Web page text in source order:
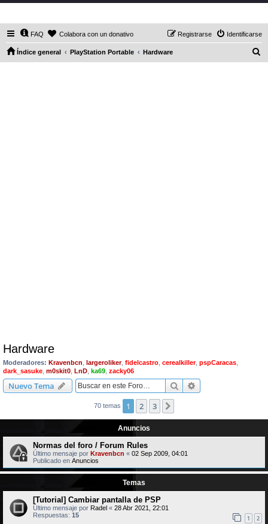
FAQ Colabora con un donativo Identificarse
Registrarse
Índice general PlayStation Portable Hardware
Hardware
Moderadores: Kravenbcn largeroliker, fidelcastro cerealkiller, pspCaracas
dark_sasuke m0skit0 LnD ka69 zacky06
Nuevo Tema Buscar
70 temas 1 2 3
Anuncios
Normas del foro / Forum Rules
Último mensaje por Kravenbcn « 02 Sep 2009, 04:01
Publicado en Anuncios
Temas
[Tutorial] Cambiar pantalla de PSP
Último mensaje por Radel « 28 Abr 2021, 22:01
Respuestas: 15 1 2